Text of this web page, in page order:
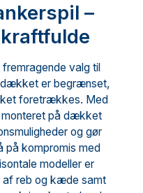
–
valg til
dækket er begrænset,
foretrækkes. Med
på dækket
og gør
på kompromis med
modeller er
af reb og kæde samt